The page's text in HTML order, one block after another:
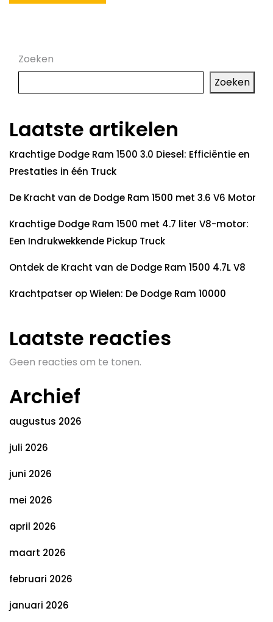
Zoeken
Zoeken
Laatste artikelen
Krachtige Dodge Ram 1500 3.0 Diesel: Efficiëntie en
Prestaties in één Truck
De Kracht van de Dodge Ram 1500 met 3.6 V6 Motor
Krachtige Dodge Ram 1500 met 4.7 liter V8-motor:
Een Indrukwekkende Pickup Truck
Ontdek de Kracht van de Dodge Ram 1500 4.7L V8
Krachtpatser op Wielen: De Dodge Ram 10000
Laatste reacties
Geen reacties om te tonen.
Archief
augustus 2026
juli 2026
juni 2026
mei 2026
april 2026
maart 2026
februari 2026
januari 2026